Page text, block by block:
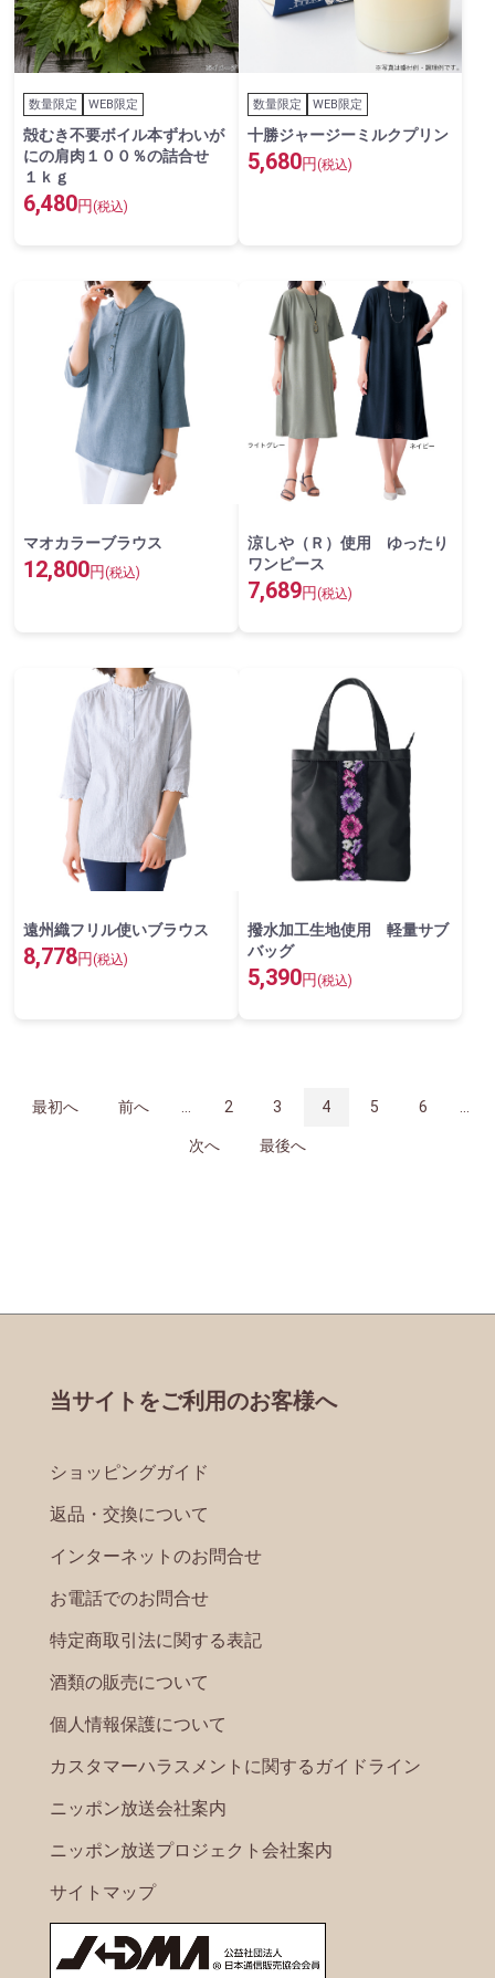
数量限定 WEB限定
殻むき不要ボイル本ずわいが
にの肩肉１００％の詰合せ
１ｋｇ
6,480円 (税込)
数量限定 WEB限定
十勝ジャージーミルクプリン
5,680円 (税込)
マオカラーブラウス
12,800円 (税込)
涼しや（Ｒ）使用 ゆったり
ワンピース
7,689円 (税込)
遠州織フリル使いブラウス
8,778円 (税込)
撥水加工生地使用 軽量サブ
バッグ
5,390円 (税込)
最初へ 前へ ... 2 3 4 5 6 ...
次へ 最後へ
当サイトをご利用のお客様へ
ショッピングガイド
返品・交換について
インターネットのお問合せ
お電話でのお問合せ
特定商取引法に関する表記
酒類の販売について
個人情報保護について
カスタマーハラスメントに関するガイドライン
ニッポン放送会社案内
ニッポン放送プロジェクト会社案内
サイトマップ